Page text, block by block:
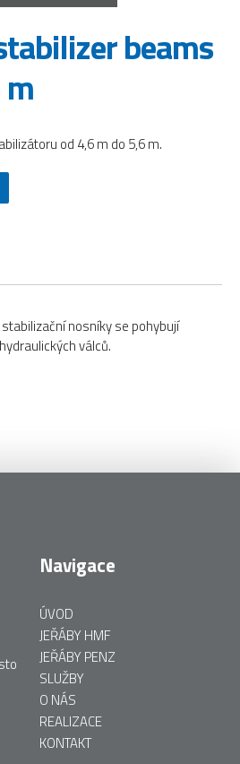
beams
od 4,6 m do 5,6 m.
nosníky se pohybují
válců.
Navigace
ÚVOD
JEŘÁBY HMF
JEŘÁBY PENZ
SLUŽBY
O NÁS
REALIZACE
KONTAKT